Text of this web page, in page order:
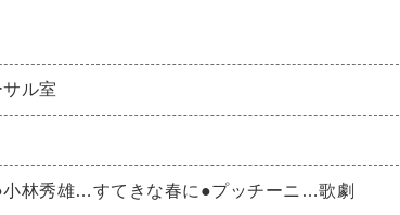
ル室
林秀雄…すてきな春に●プッチーニ…歌劇